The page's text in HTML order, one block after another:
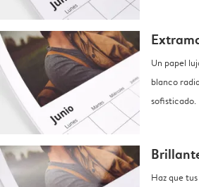
Un papel
blanco
sofisticado.
Haz que